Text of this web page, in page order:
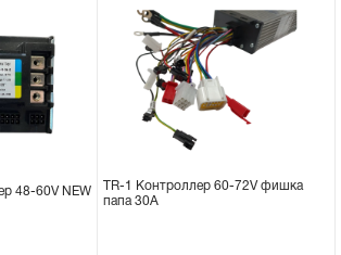
тросики на
48-60V NEW
TR-1 Контроллер 60-72V фишка
папа 30A